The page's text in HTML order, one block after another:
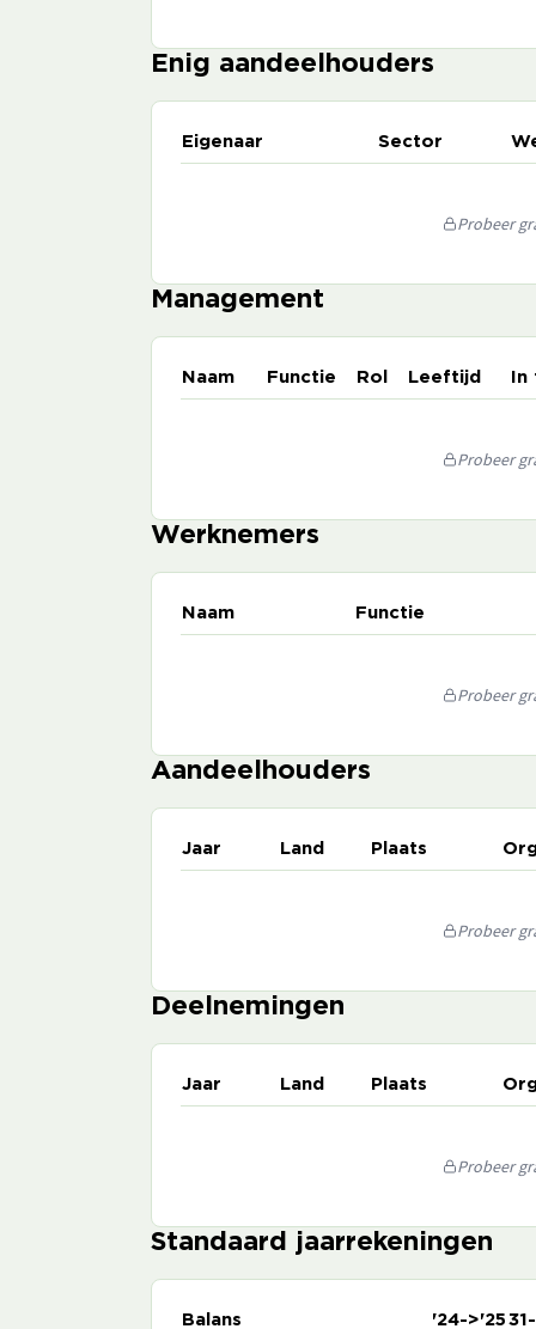
Enig aandeelhouders
Eigenaar Sector
Probeer
Management
Naam Functie Rol Leeftijd
Probeer
Werknemers
Naam Functie
Probeer
Aandeelhouders
Jaar Land Plaats
Probeer
Deelnemingen
Jaar Land Plaats
Probeer
Standaard jaarrekeningen
Balans '24->'25